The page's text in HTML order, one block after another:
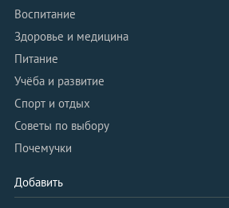
Воспитание
Здоровье и медицина
Питание
Учёба и развитие
Спорт и отдых
Советы по выбору
Почемучки
Добавить